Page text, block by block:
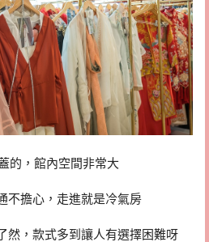
的，館內空間非常大
不擔心，走進就是冷氣房
然，款式多到讓人有選擇困難呀